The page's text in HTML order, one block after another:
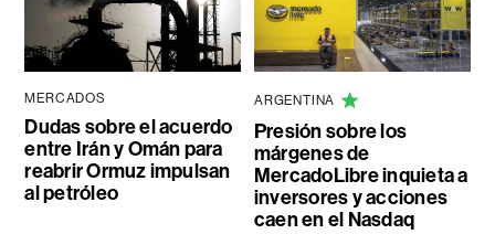
MERCADOS
Dudas sobre el acuerdo
entre Irán y Omán para
reabrir Ormuz impulsan
al petróleo
ARGENTINA
Presión sobre los
márgenes de
MercadoLibre inquieta a
inversores y acciones
caen en el Nasdaq